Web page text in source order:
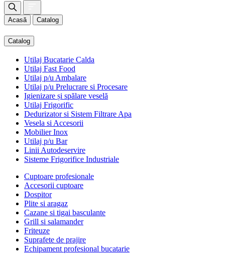
Acasă Catalog
Catalog
Utilaj Bucatarie Calda
Utilaj Fast Food
Utilaj p/u Ambalare
Utilaj p/u Prelucrare si Procesare
Igienizare și spălare veselă
Utilaj Frigorific
Dedurizator si Sistem Filtrare Apa
Vesela si Accesorii
Mobilier Inox
Utilaj p/u Bar
Linii Autodeservire
Sisteme Frigorifice Industriale
Cuptoare profesionale
Accesorii cuptoare
Dospitor
Plite si aragaz
Cazane si tigai basculante
Grill si salamander
Friteuze
Suprafete de prajire
Echipament profesional bucatarie